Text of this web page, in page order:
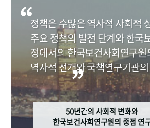
정책은 수많은 역사적 사회적
주요 정책의 발전 단계와 한국
정에서의 한국보건사회연구
역사적 전개와 국책연구기관
50년간의 사회적 변화와
한국보건사회연구원의 중점 연